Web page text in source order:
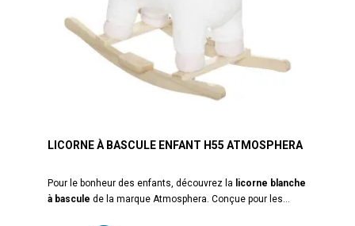
LICORNE À BASCULE ENFANT H55 ATMOSPHERA
Pour le bonheur des enfants, découvrez la licorne blanche
à bascule de la marque Atmosphera. Conçue pour les